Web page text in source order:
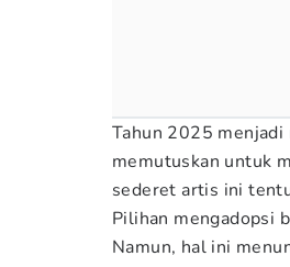
Tahun 2025
memutuskan untuk
sederet artis ini
Pilihan mengadopsi
Namun, hal ini